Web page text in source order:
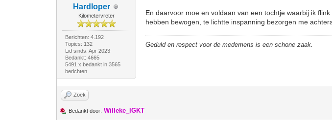
Hardloper
Kilometervreter
Berichten: 4.192
Topics: 132
Lid sinds: Apr 2023
Bedankt: 4665
5491 x bedankt in 3565
berichten
En daarvoor moe en voldaan van een tochtje waarbij ik
hebben bewogen, te lichtte inspanning bezorgen me
Geduld en respect voor de medemens is een schone zaak.
Zoek
Bedankt door: Willeke_IGKT